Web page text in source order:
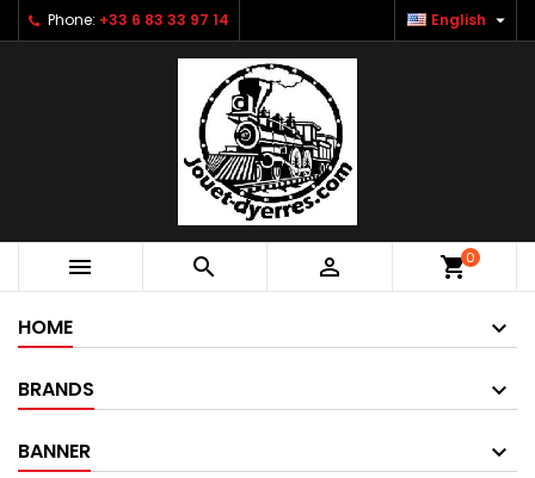
Phone: +33 6 83 33 97 14 English 
   shopping_cart0
HOME
BRANDS
BANNER